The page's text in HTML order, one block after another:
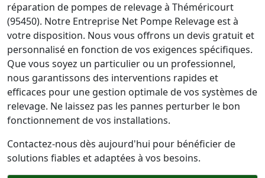
réparation de pompes de relevage à Théméricourt
(95450). Notre Entreprise Net Pompe Relevage est à
votre disposition. Nous vous offrons un devis gratuit et
personnalisé en fonction de vos exigences spécifiques.
Que vous soyez un particulier ou un professionnel,
nous garantissons des interventions rapides et
efficaces pour une gestion optimale de vos systèmes de
relevage. Ne laissez pas les pannes perturber le bon
fonctionnement de vos installations.
Contactez-nous dès aujourd'hui pour bénéficier de
solutions fiables et adaptées à vos besoins.